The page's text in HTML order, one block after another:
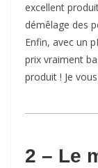
excellent
démêlage des
Enfin, avec un
prix vraiment
produit ! Je
2 – Le